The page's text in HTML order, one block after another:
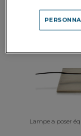
Lampe a poser